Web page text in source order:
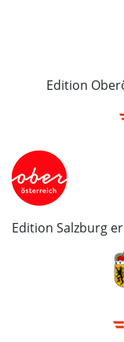
Edition
Edition Salzburg